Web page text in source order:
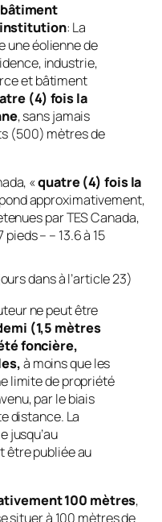
bâtiment
institution: La
une éolienne de
industrie,
et bâtiment
(4) fois la
, sans jamais
(500) mètres de
«quatre (4) fois la
approximativement,
par TES Canada,
– – 13.6 à 15
dans à l’article 23)
ne peut être
(1,5 mètres
foncière,
à moins que les
limite de propriété
par le biais
distance. La
jusqu’au
être publiée au
100 mètres,
situer à 100 mètres de